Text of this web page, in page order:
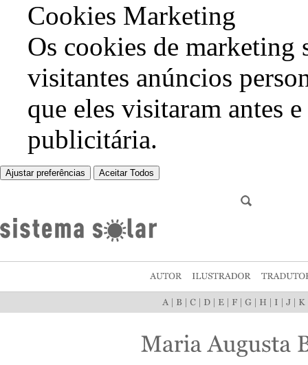
Cookies Marketing
Os cookies de marketing
visitantes anúncios
que eles visitaram antes
publicitária.
Ajustar preferências Aceitar Todos